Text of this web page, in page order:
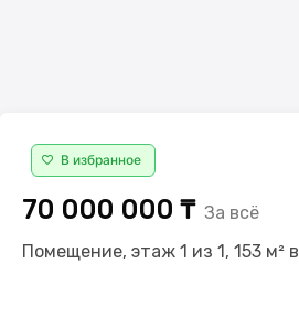
В избранное
70 000 000 ₸ За всё
Помещение, этаж 1 из 1, 153 м² в